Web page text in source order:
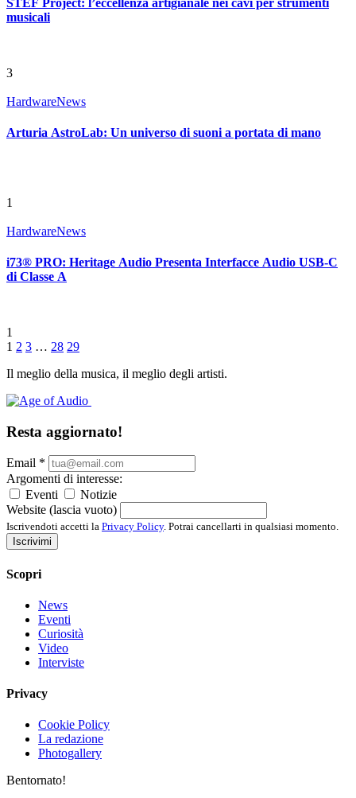
STEF Project: l’eccellenza artigianale nei cavi per strumenti
musicali
3
HardwareNews
Arturia AstroLab: Un universo di suoni a portata di mano
1
HardwareNews
i73® PRO: Heritage Audio Presenta Interfacce Audio USB-C
di Classe A
1
1 2 3 … 28 29
Il meglio della musica, il meglio degli artisti.
Resta aggiornato!
Email *
Argomenti di interesse:
Eventi
Notizie
Website (lascia vuoto)
Iscrivendoti accetti la Privacy Policy. Potrai cancellarti in qualsiasi momento.
Iscrivimi
Scopri
News
Eventi
Curiosità
Video
Interviste
Privacy
Cookie Policy
La redazione
Photogallery
Bentornato!